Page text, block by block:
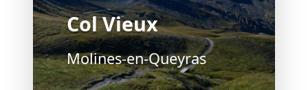
Col Vieux
Molines-en-Queyras